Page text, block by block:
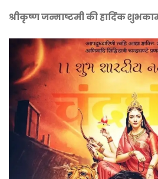
श्रीकृष्ण जन्माष्टमी की हार्दिक